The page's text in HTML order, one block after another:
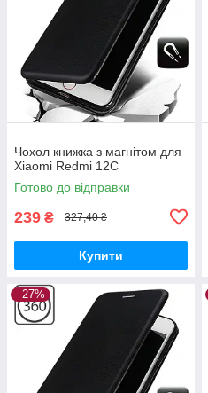
Чохол книжка з магнітом для
Xiaomi Redmi 12C
Готово до відправки
239 ₴ 327,40 ₴
Купити
–27%